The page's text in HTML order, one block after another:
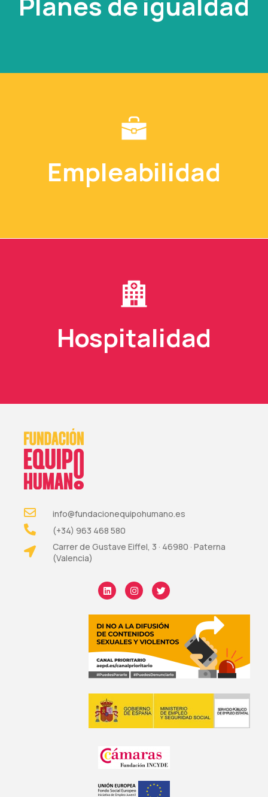
Empleabilidad
Hospitalidad
info@fundacionequipohumano.es
(+34) 963 468 580
Carrer de Gustave Eiffel, 3 · 46980 · Paterna
(Valencia)